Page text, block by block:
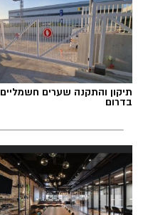
תיקון והתקנה שערים חשמליים
בדרום